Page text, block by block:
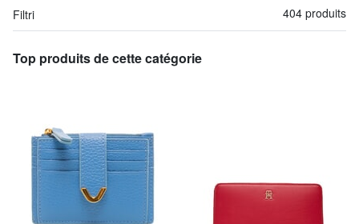
Filtri
404 produits
Top produits de cette catégorie